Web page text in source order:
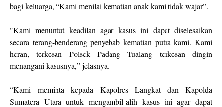
bagi keluarga, “Kami menilai kematian anak kami tidak wajar”.
"Kami menuntut keadilan agar kasus ini dapat diselesaikan
secara terang-benderang penyebab kematian putra kami. Kami
heran, terkesan Polsek Padang Tualang terkesan dingin
menangani kasusnya,” jelasnya.
“Kami meminta kepada Kapolres Langkat dan Kapolda
Sumatera Utara untuk mengambil-alih kasus ini agar dapat